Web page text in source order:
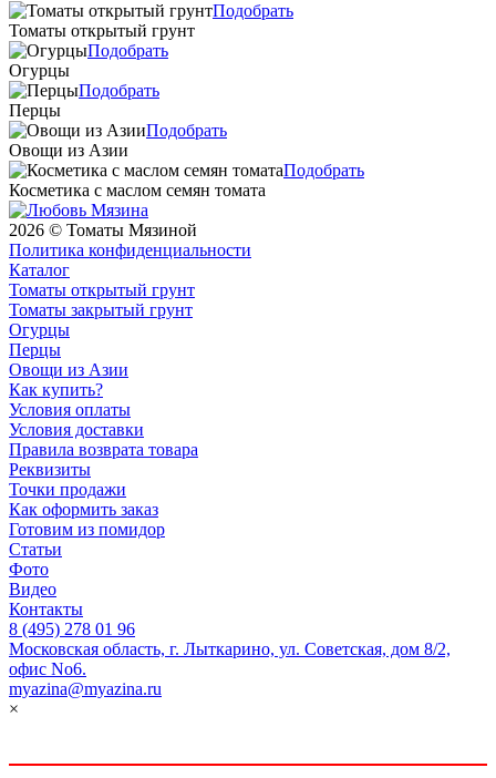
Томаты открытый грунт
Подобрать
Огурцы
Подобрать
Перцы
Подобрать
Овощи из Азии
Подобрать
Косметика с маслом семян томата
Подобрать
2026 © Томаты Мязиной
Политика конфиденциальности
Каталог
Томаты открытый грунт
Томаты закрытый грунт
Огурцы
Перцы
Овощи из Азии
Как купить?
Условия оплаты
Условия доставки
Правила возврата товара
Реквизиты
Точки продажи
Как оформить заказ
Готовим из помидор
Статьи
Фото
Видео
Контакты
8 (495) 278 01 96
Московская область, г. Лыткарино, ул. Советская, дом 8/2,
офис No6.
myazina@myazina.ru
×